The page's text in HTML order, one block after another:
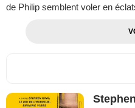
de Philip semblent voler en